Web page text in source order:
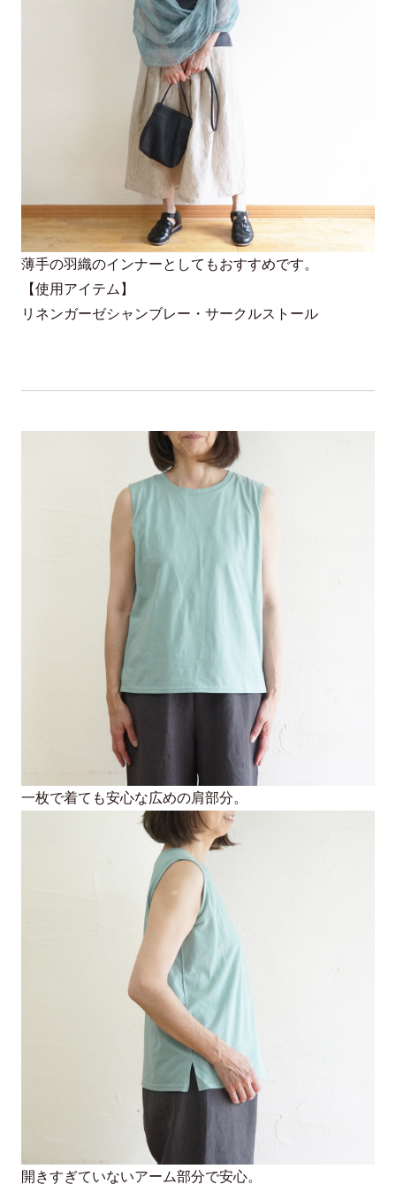
薄手の羽織のインナーとしてもおすすめです。
【使用アイテム】
リネンガーゼシャンブレー・サークルストール
一枚で着ても安心な広めの肩部分。
開きすぎていないアーム部分で安心。